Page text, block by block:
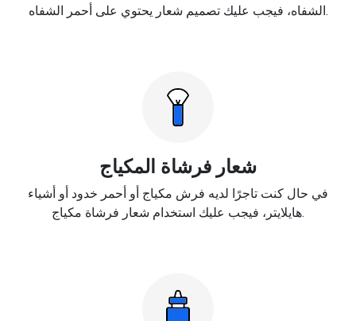
الشفاه، فيجب عليك تصميم شعار يحتوي على أحمر الشفاه.
شعار فرشاة المكياج
في حال كنت تاجرًا لديه فرش مكياج أو أحمر خدود أو أشياء
هايلايتر، فيجب عليك استخدام شعار فرشاة مكياج.